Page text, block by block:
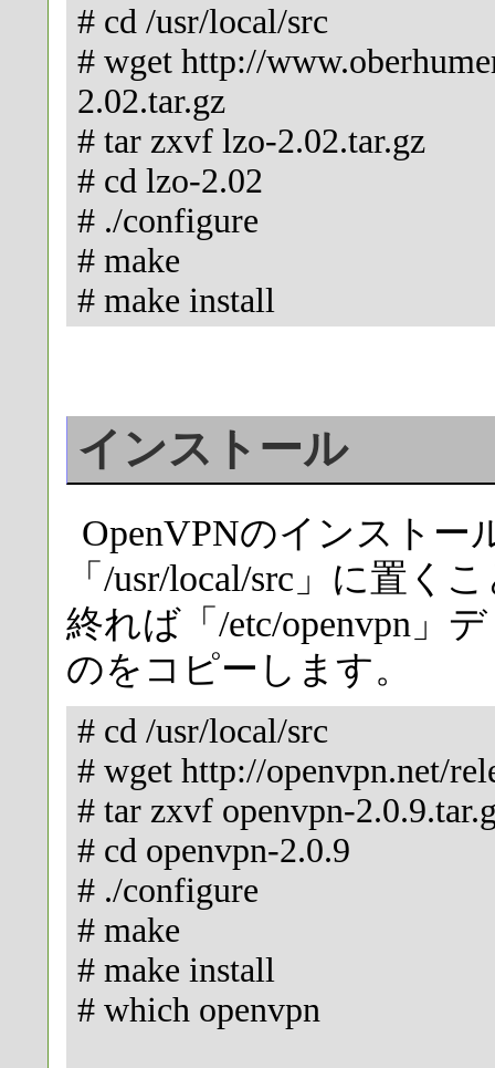
# cd /usr/local/src
# wget http://
2.02.tar.gz
# tar zxvf lzo-2.02.tar.gz
# cd lzo-2.02
# ./configure
# make
# make install
インストー
OpenVPNのインスト
「/usr/local/src」に置く
終れば「/etc/openvpn」
のをコピーします。
# cd /usr/local/src
# wget http://openvpn.net/
# tar zxvf openvpn-
# cd openvpn-2.0.9
# ./configure
# make
# make install
# which openvpn